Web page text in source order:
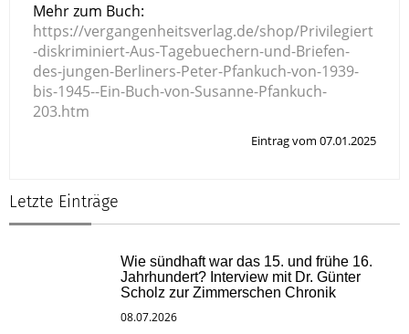
Mehr zum Buch:
https://vergangenheitsverlag.de/shop/Privilegiert
-diskriminiert-Aus-Tagebuechern-und-Briefen-
des-jungen-Berliners-Peter-Pfankuch-von-1939-
bis-1945--Ein-Buch-von-Susanne-Pfankuch-
203.htm
Eintrag vom 07.01.2025
Letzte Einträge
Wie sündhaft war das 15. und frühe 16.
Jahrhundert? Interview mit Dr. Günter
Scholz zur Zimmerschen Chronik
08.07.2026